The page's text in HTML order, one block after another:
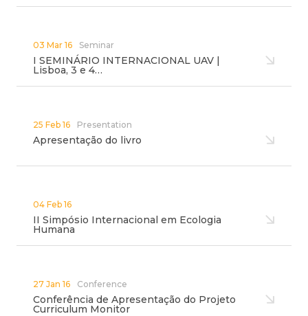
03 Mar 16 Seminar
I SEMINÁRIO INTERNACIONAL UAV |
Lisboa, 3 e 4…
25 Feb 16 Presentation
Apresentação do livro
04 Feb 16
II Simpósio Internacional em Ecologia
Humana
27 Jan 16 Conference
Conferência de Apresentação do Projeto
Curriculum Monitor